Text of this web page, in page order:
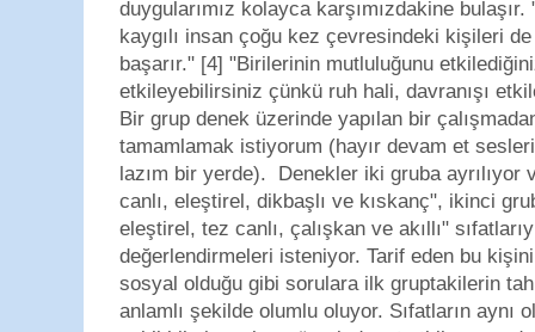
duygularımız kolayca karşımızdakine
kaygılı insan çoğu kez çevresindeki kişileri
başarır." [4] "Birilerinin mutluluğunu
etkileyebilirsiniz çünkü ruh hali, davranışı
Bir grup denek üzerinde yapılan bir
tamamlamak istiyorum (hayır devam et
lazım bir yerde). Denekler iki gruba ayrılıyor
canlı, eleştirel, dikbaşlı ve kıskanç", ikinci
eleştirel, tez canlı, çalışkan ve akıllı"
değerlendirmeleri isteniyor. Tarif eden bu
sosyal olduğu gibi sorulara ilk gruptakilerin
anlamlı şekilde olumlu oluyor. Sıfatların aynı